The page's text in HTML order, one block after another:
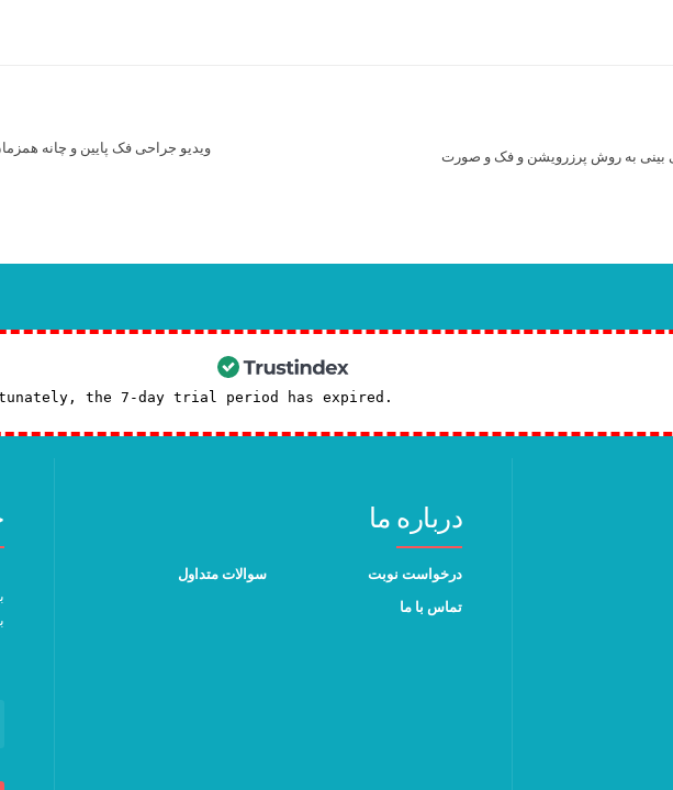
بینی به روش پرزرویشن و فک و صورت
ویدیو جراحی فک پایین و چانه
the 7-day trial period has expired.
درباره ما
درخواست نوبت
تماس با ما
سوالات متداول